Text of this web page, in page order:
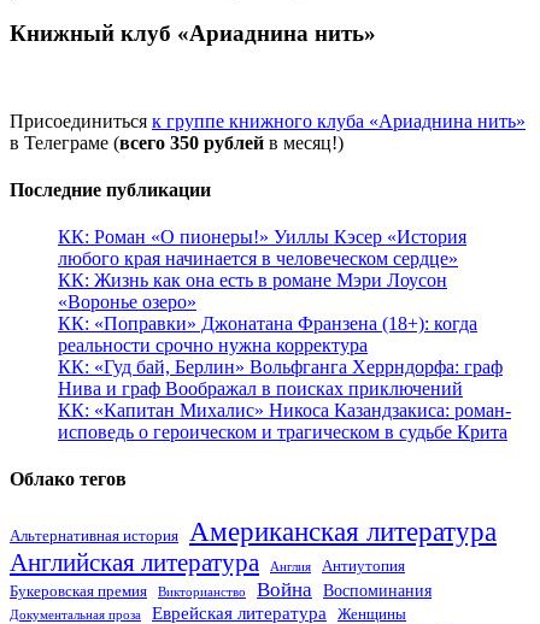
Книжный клуб «Ариаднина нить»
Присоединиться к группе книжного клуба «Ариаднина нить»
в Телеграме (всего 350 рублей в месяц!)
Последние публикации
КК: Роман «О пионеры!» Уиллы Кэсер «История
любого края начинается в человеческом сердце»
КК: Жизнь как она есть в романе Мэри Лоусон
«Воронье озеро»
КК: «Поправки» Джонатана Франзена (18+): когда
реальности срочно нужна корректура
КК: «Гуд бай, Берлин» Вольфганга Херрндорфа: граф
Нива и граф Воображал в поисках приключений
КК: «Капитан Михалис» Никоса Казандзакиса: роман-
исповедь о героическом и трагическом в судьбе Крита
Облако тегов
Альтернативная история Американская литература
Английская литература Англия
Антиутопия
Букеровская премия
Викторианство Война Воспоминания
Документальная проза Еврейская литература
Женщины